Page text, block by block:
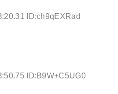
ID:ch9qEXRad
ID:B9W+C5UG0